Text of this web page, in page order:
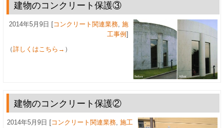
建物のコンクリート保護③
2014年5月9日 [コンクリート関連業務,施
工事例]
（詳しくはこちら→ ）
建物のコンクリート保護②
2014年5月9日 [コンクリート関連業務 ,施工